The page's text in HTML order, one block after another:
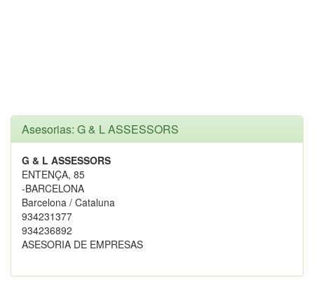
Asesorias: G & L ASSESSORS
G & L ASSESSORS
ENTENÇA, 85
-BARCELONA
Barcelona / Cataluna
934231377
934236892
ASESORIA DE EMPRESAS